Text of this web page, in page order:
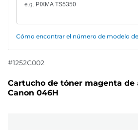
Cómo encontrar el número de modelo
#1252C002
Cartucho de tóner magenta
Canon 046H